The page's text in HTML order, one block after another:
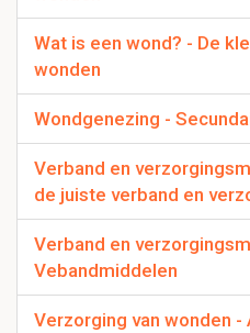
Wat is een wond? - De
wonden
Wondgenezing -
Verband en
de juiste verband en
Verband en
Vebandmiddelen
Verzorging van wonden